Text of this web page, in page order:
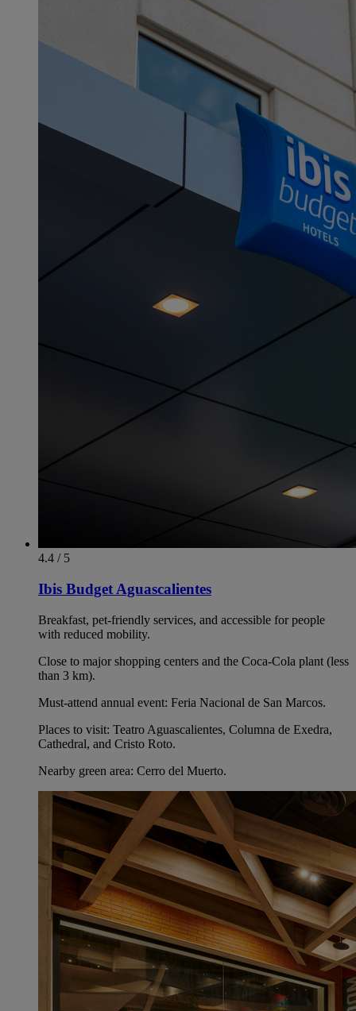
4.4 / 5
Ibis Budget Aguascalientes
Breakfast, pet-friendly services, and accessible for people
with reduced mobility.
Close to major shopping centers and the Coca-Cola plant (less
than 3 km).
Must-attend annual event: Feria Nacional de San Marcos.
Places to visit: Teatro Aguascalientes, Columna de Exedra,
Cathedral, and Cristo Roto.
Nearby green area: Cerro del Muerto.